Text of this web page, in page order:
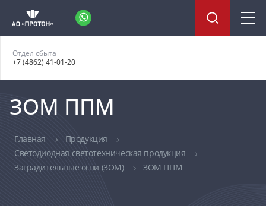
Отдел сбыта
+7 (4862) 41-01-20
ЗОМ ППМ
Главная
Продукция
Светодиодная светотехническая продукция
Заградительные огни (ЗОМ)
ЗОМ ППМ